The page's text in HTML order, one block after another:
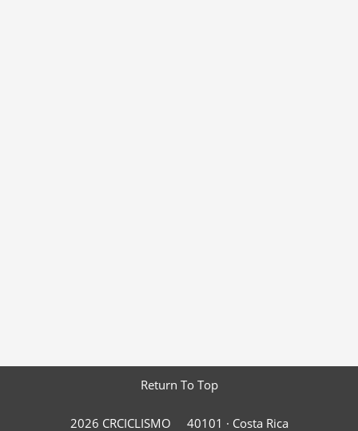
Return To Top
2026 CRCICLISMO 40101 · Costa Rica